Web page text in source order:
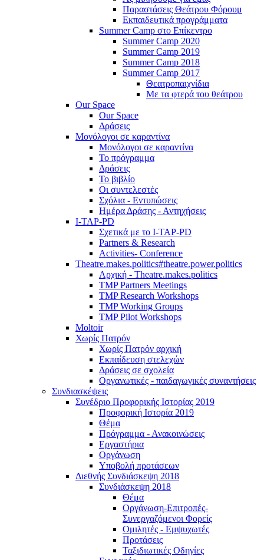
Παραστάσεις Θεάτρου Φόρουμ
Εκπαιδευτικά προγράμματα
Summer Camp στο Επίκεντρο
Summer Camp 2020
Summer Camp 2019
Summer Camp 2018
Summer Camp 2017
Θεατροπαιχνίδια
Με τα φτερά του θεάτρου
Our Space
Our Space
Δράσεις
Μονόλογοι σε καραντίνα
Μονόλογοι σε καραντίνα
Το πρόγραμμα
Δράσεις
Το βιβλίο
Οι συντελεστές
Σχόλια - Εντυπώσεις
Ημέρα Δράσης - Αντηχήσεις
I-TAP-PD
Σχετικά με το I-TAP-PD
Partners & Research
Activities- Conference
Theatre.makes.politics#theatre.power.politics
Αρχική - Theatre.makes.politics
TMP Partners Meetings
TMP Research Workshops
TMP Working Groups
TMP Pilot Workshops
Moltoir
Χωρίς Πατρόν
Χωρίς Πατρόν αρχική
Εκπαίδευση στελεχών
Δράσεις σε σχολεία
Οργανωτικές - παιδαγωγικές συναντήσεις
Συνδιασκέψεις
Συνέδριο Προφορικής Ιστορίας 2019
Προφορική Ιστορία 2019
Θέμα
Πρόγραμμα - Ανακοινώσεις
Εργαστήρια
Οργάνωση
Υποβολή προτάσεων
Διεθνής Συνδιάσκεψη 2018
Συνδιάσκεψη 2018
Θέμα
Οργάνωση-Επιτροπές-
Συνεργαζόμενοι Φορείς
Ομιλητές - Εμψυχωτές
Προτάσεις
Ταξιδιωτικές Οδηγίες